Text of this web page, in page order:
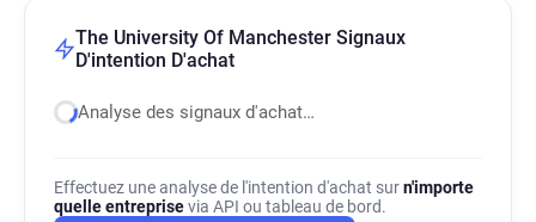
z*****@manchester.ac.uk
y********@manchester.ac.uk
a***********@manchester.ac.uk
s*******@manchester.ac.uk
g**********@manchester.ac.uk
The University Of Manchester Signaux
D'intention D'achat
Analyse des signaux d'achat…
Effectuez une analyse de l'intention d'achat surn'importe
quelle entreprisevia API ou tableau de bord.